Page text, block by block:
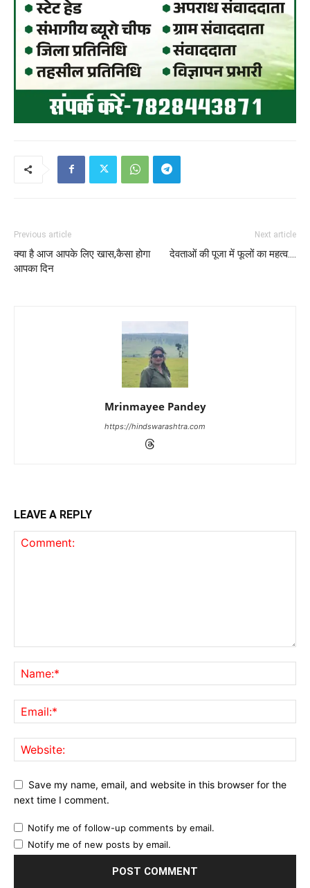
Previous article
क्या है आज आपके लिए खास,कैसा होगा
आपका दिन
Next article
देवताओं की पूजा में फूलों का महत्व….
Mrinmayee Pandey
https://hindswarashtra.com
LEAVE A REPLY
Save my name, email, and website in this browser for the
next time I comment.
Notify me of follow-up comments by email.
Notify me of new posts by email.